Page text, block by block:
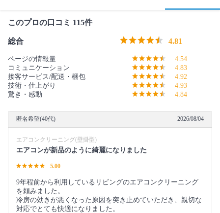
このプロの口コミ 115件
総合 4.81
ページの情報量
4.54
コミュニケーション
4.83
接客サービス/配送・梱包
4.92
技術・仕上がり
4.93
驚き・感動
4.84
匿名希望(40代) 2026/08/04
エアコンクリーニング(壁掛型)
エアコンが新品のように綺麗になりました
5.00
9年程前から利用しているリビングのエアコンクリーニング
を頼みました。
冷房の効きが悪くなった原因を突き止めていただき、親切な
対応でとても快適になりました。